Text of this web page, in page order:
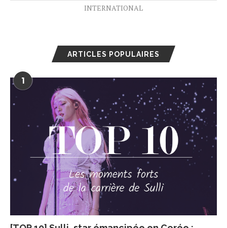
INTERNATIONAL
ARTICLES POPULAIRES
1